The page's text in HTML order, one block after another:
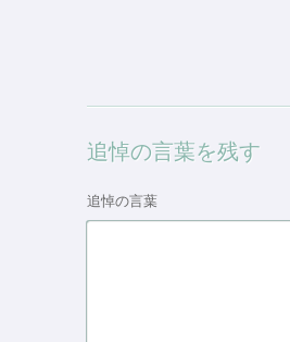
追悼の言葉を残す
追悼の言葉